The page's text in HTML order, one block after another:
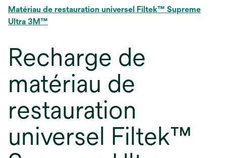
Matériau de restauration universel Filtek™ Supreme
Ultra 3M™
Recharge de
matériau de
restauration
universel Filtek™